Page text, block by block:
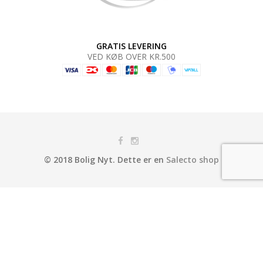
GRATIS LEVERING
VED KØB OVER KR.500
© 2018 Bolig Nyt. Dette er en Salecto shop